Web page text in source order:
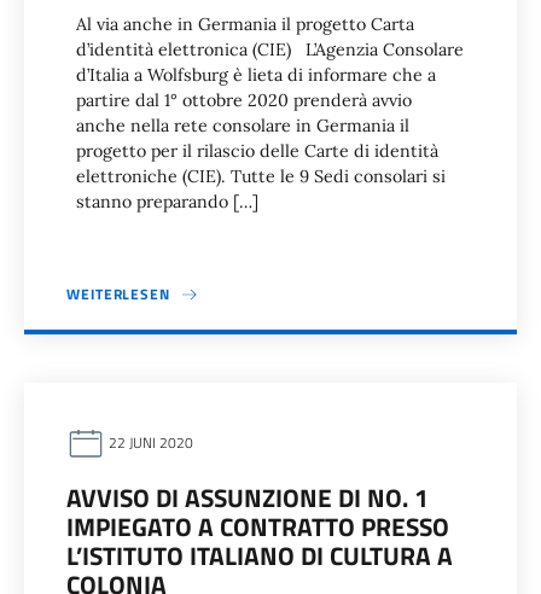
Al via anche in Germania il progetto Carta
d’identità elettronica (CIE) L’Agenzia Consolare
d’Italia a Wolfsburg è lieta di informare che a
partire dal 1° ottobre 2020 prenderà avvio
anche nella rete consolare in Germania il
progetto per il rilascio delle Carte di identità
elettroniche (CIE). Tutte le 9 Sedi consolari si
stanno preparando […]
WEITERLESEN
22 JUNI 2020
AVVISO DI ASSUNZIONE DI NO. 1
IMPIEGATO A CONTRATTO PRESSO
L’ISTITUTO ITALIANO DI CULTURA A
COLONIA